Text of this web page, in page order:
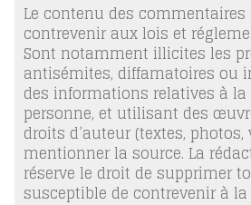
Le contenu des
contrevenir aux lois et
Sont notamment illicites les
antisémites, diffamatoires ou
des informations relatives à la
personne, et utilisant des
droits d’auteur (textes,
mentionner la source. La
réserve le droit de supprimer
susceptible de contrevenir à